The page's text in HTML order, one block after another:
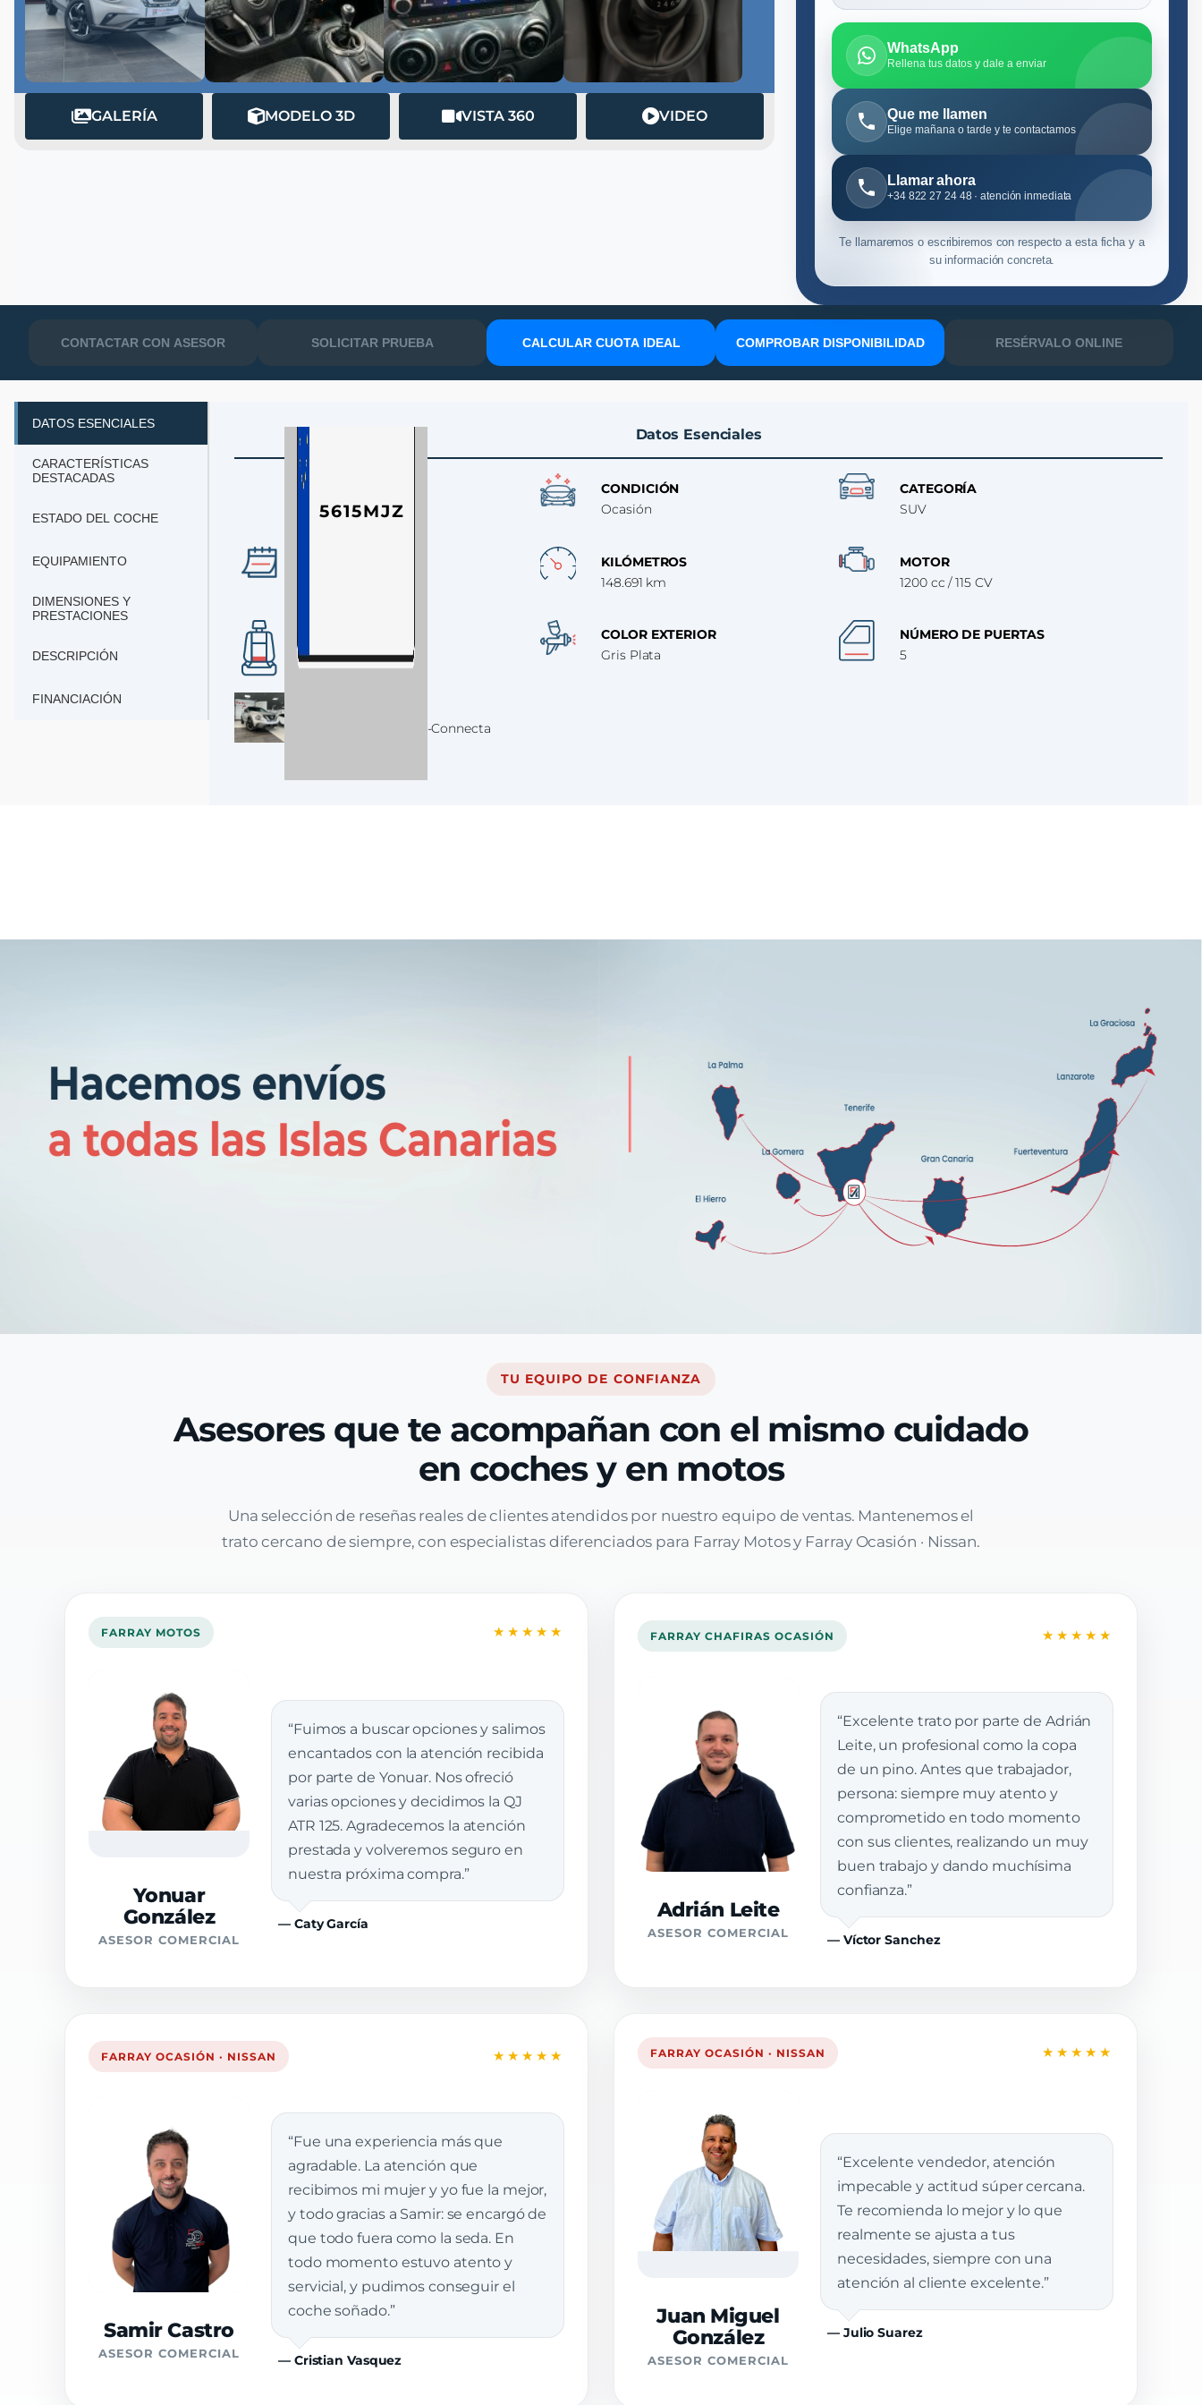
GALERÍA MODELO 3D VISTA 360 VIDEO
WhatsApp
Rellena tus datos y dale a enviar
Que me llamen
Elige mañana o tarde y te contactamos
Llamar ahora
+34 822 27 24 48 · atención inmediata
Te llamaremos o escribiremos con respecto a esta ficha y a
su información concreta.
CONTACTAR CON ASESOR SOLICITAR PRUEBA CALCULAR CUOTA IDEAL COMPROBAR DISPONIBILIDAD RESÉRVALO ONLINE
DATOS ESENCIALES
CARACTERÍSTICAS
DESTACADAS
ESTADO DEL COCHE
EQUIPAMIENTO
DIMENSIONES Y
PRESTACIONES
DESCRIPCIÓN
FINANCIACIÓN
Datos Esenciales
5615MJZ
CONDICIÓN
Ocasión
CATEGORÍA
SUV
KILÓMETROS
148.691 km
MOTOR
1200 cc / 115 CV
5
COLOR EXTERIOR
Gris Plata
NÚMERO DE PUERTAS
5
Nissan Juke DIG-T N-Connecta
TU EQUIPO DE CONFIANZA
Asesores que te acompañan con el mismo cuidado
en coches y en motos
Una selección de reseñas reales de clientes atendidos por nuestro equipo de ventas. Mantenemos el
trato cercano de siempre, con especialistas diferenciados para Farray Motos y Farray Ocasión · Nissan.
FARRAY MOTOS ★★★★★
Yonuar
González
ASESOR COMERCIAL
“Fuimos a buscar opciones y salimos
encantados con la atención recibida
por parte de Yonuar. Nos ofreció
varias opciones y decidimos la QJ
ATR 125. Agradecemos la atención
prestada y volveremos seguro en
nuestra próxima compra.”
— Caty García
FARRAY CHAFIRAS OCASIÓN ★★★★★
Adrián Leite
ASESOR COMERCIAL
“Excelente trato por parte de Adrián
Leite, un profesional como la copa
de un pino. Antes que trabajador,
persona: siempre muy atento y
comprometido en todo momento
con sus clientes, realizando un muy
buen trabajo y dando muchísima
confianza.”
— Víctor Sanchez
FARRAY OCASIÓN · NISSAN ★★★★★
Samir Castro
ASESOR COMERCIAL
“Fue una experiencia más que
agradable. La atención que
recibimos mi mujer y yo fue la mejor,
y todo gracias a Samir: se encargó de
que todo fuera como la seda. En
todo momento estuvo atento y
servicial, y pudimos conseguir el
coche soñado.”
— Cristian Vasquez
FARRAY OCASIÓN · NISSAN ★★★★★
Juan Miguel
González
ASESOR COMERCIAL
“Excelente vendedor, atención
impecable y actitud súper cercana.
Te recomienda lo mejor y lo que
realmente se ajusta a tus
necesidades, siempre con una
atención al cliente excelente.”
— Julio Suarez